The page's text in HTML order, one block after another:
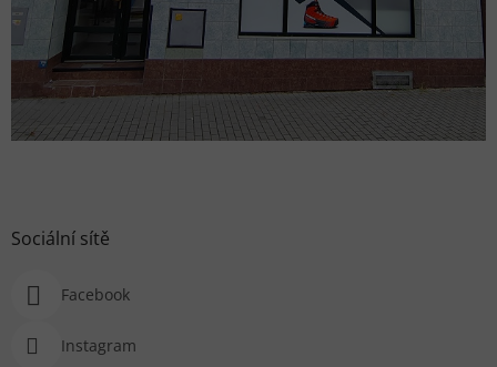
Sociální sítě
Facebook
Instagram